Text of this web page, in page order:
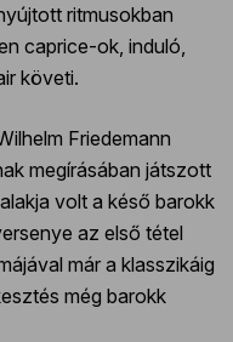
ritmusokban
caprice-ok, induló,
követi.
Friedemann
megírásában játszott
volt a késő barokk
az első tétel
már a klasszikáig
még barokk